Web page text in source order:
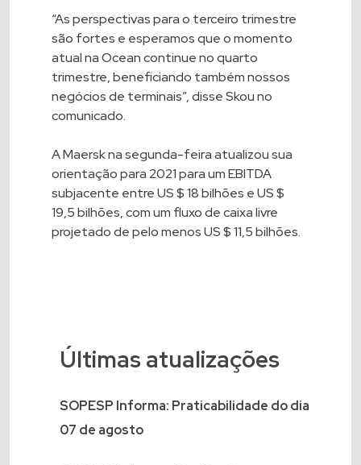
“As perspectivas para o terceiro trimestre
são fortes e esperamos que o momento
atual na Ocean continue no quarto
trimestre, beneficiando também nossos
negócios de terminais”, disse Skou no
comunicado.
A Maersk na segunda-feira atualizou sua
orientação para 2021 para um EBITDA
subjacente entre US $ 18 bilhões e US $
19,5 bilhões, com um fluxo de caixa livre
projetado de pelo menos US $ 11,5 bilhões.
Últimas atualizações
SOPESP Informa: Praticabilidade do dia
07 de agosto